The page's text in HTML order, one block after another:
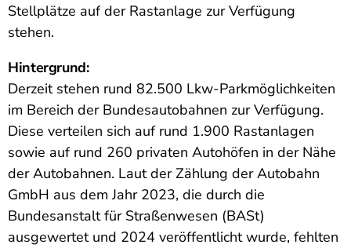
Stellplätze auf der Rastanlage zur Verfügung
stehen.
Hintergrund:
Derzeit stehen rund 82.500 Lkw-Parkmöglichkeiten
im Bereich der Bundesautobahnen zur Verfügung.
Diese verteilen sich auf rund 1.900 Rastanlagen
sowie auf rund 260 privaten Autohöfen in der Nähe
der Autobahnen. Laut der Zählung der Autobahn
GmbH aus dem Jahr 2023, die durch die
Bundesanstalt für Straßenwesen (BASt)
ausgewertet und 2024 veröffentlicht wurde, fehlten